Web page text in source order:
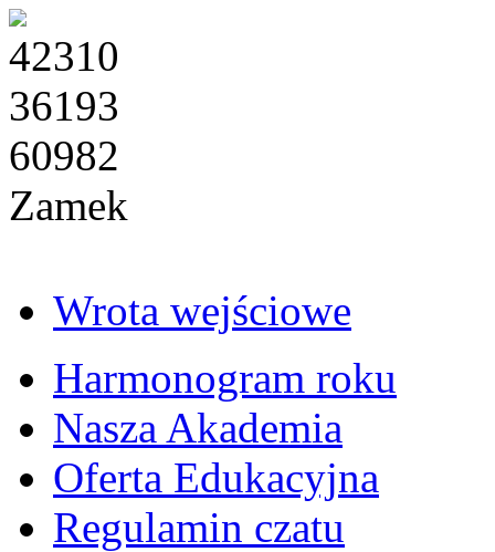
42310
36193
60982
Zamek
Wrota wejściowe
Harmonogram roku
Nasza Akademia
Oferta Edukacyjna
Regulamin czatu